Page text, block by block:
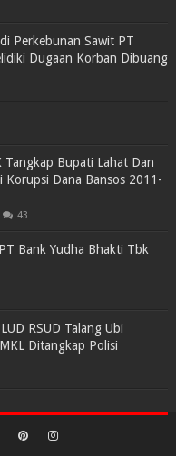
Perkebunan Sawit PT
Dugaan Korban Dibuang
Tangkap Bupati Lahat Dan
Dana Bansos 2011-
43
Bank Yudha Bhakti Tbk
RSUD Talang Ubi
Ditangkap Polisi